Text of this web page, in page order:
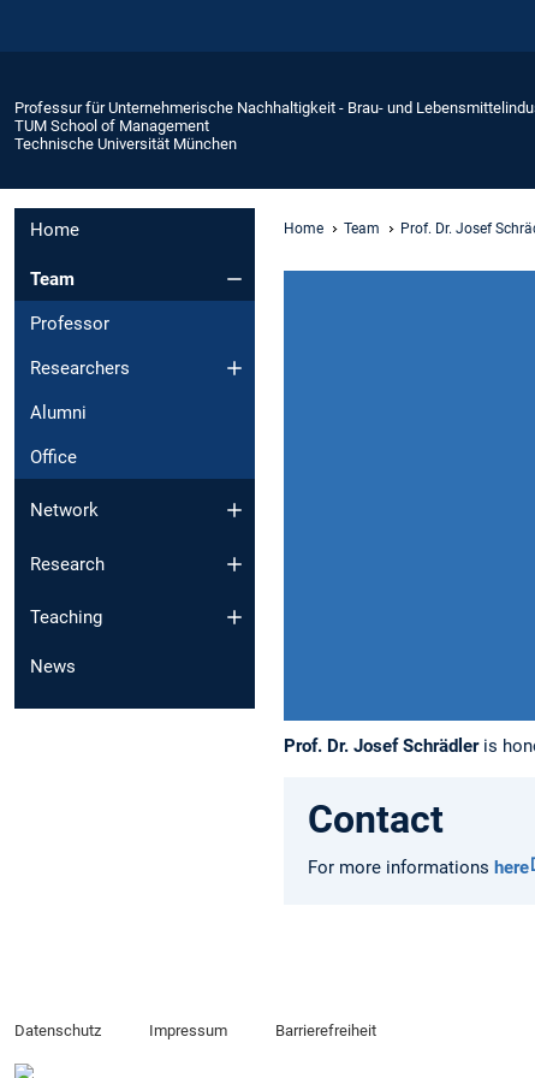
Professur für Unternehmerische Nachhaltigkeit - Brau- und
TUM School of Management
Technische Universität München
Home
Team
Professor
Researchers
Alumni
Office
Network
Research
Teaching
News
Home Team Prof. Dr. Josef
Prof. Dr. Josef Schrädleris
Contact
For more informations here
Datenschutz Impressum Barrierefreiheit